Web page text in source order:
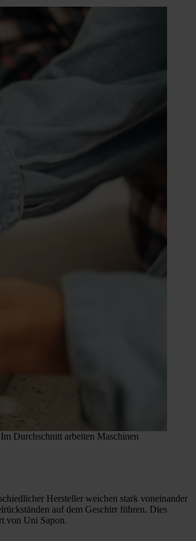
Durchschnitt arbeiten Maschinen
Hersteller weichen stark voneinander
auf dem Geschirr führen. Dies
von Uni Sapon.